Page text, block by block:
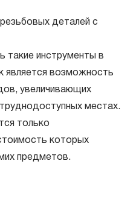
деталей с
такие инструменты в
является возможность
увеличивающих
местах.
только
которых
предметов.
эксплуатации,